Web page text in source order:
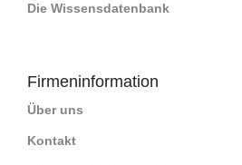
Die Wissensdatenbank
Firmeninformation
Über uns
Kontakt